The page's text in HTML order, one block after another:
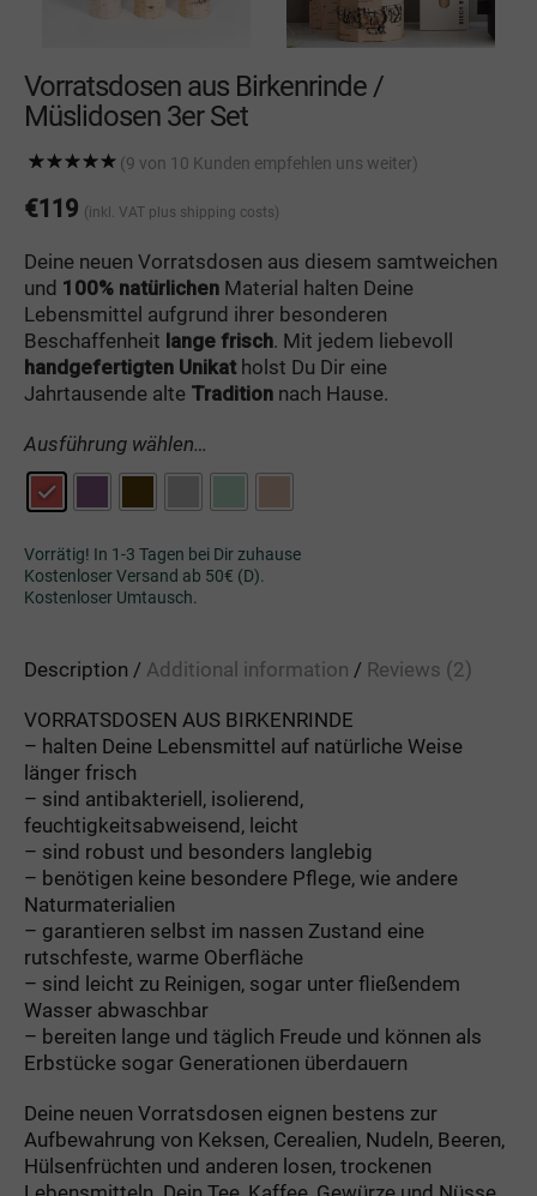
Vorratsdosen aus Birkenrinde /
Müslidosen 3er Set
out of 5 based
on customer
(9 von 10 Kunden empfehlen uns weiter)
€119 (inkl. VAT plus shipping costs)
Deine neuen Vorratsdosen aus diesem samtweichen
und 100% natürlichen Material halten Deine
Lebensmittel aufgrund ihrer besonderen
Beschaffenheit lange frisch. Mit jedem liebevoll
handgefertigten Unikatholst Du Dir eine
Jahrtausende alte Tradition nach Hause.
Ausführung wählen…
Vorrätig! In 1-3 Tagen bei Dir zuhause
Kostenloser Versand ab 50€ (D).
Kostenloser Umtausch.
Description Additional information Reviews (2)
VORRATSDOSEN AUS BIRKENRINDE
– halten Deine Lebensmittel auf natürliche Weise
länger frisch
– sind antibakteriell, isolierend,
feuchtigkeitsabweisend, leicht
– sind robust und besonders langlebig
– benötigen keine besondere Pflege, wie andere
Naturmaterialien
– garantieren selbst im nassen Zustand eine
rutschfeste, warme Oberfläche
– sind leicht zu Reinigen, sogar unter fließendem
Wasser abwaschbar
– bereiten lange und täglich Freude und können als
Erbstücke sogar Generationen überdauern
Deine neuen Vorratsdosen eignen bestens zur
Aufbewahrung von Keksen, Cerealien, Nudeln, Beeren,
Hülsenfrüchten und anderen losen, trockenen